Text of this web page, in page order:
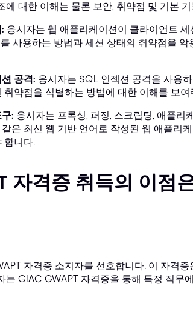
에 대한 이해는 물론 보안, 취약점 및 기본
응시자는 웹 애플리케이션이 클라이언트
사용하는 방법과 세션 상태의 취약점을
공격: 응시자는 SQL 인젝션 공격을 사용
취약점을 식별하는 방법에 대한 이해를 보여
: 응시자는 프록싱, 퍼징, 스크립팅, 애플리
은 최신 웹 기반 언어로 작성된 웹 애플리
합니다.
자격증 취득의 이점
자격증 소지자를 선호합니다. 이 자격
는 GIAC GWAPT 자격증을 통해 특정 직무